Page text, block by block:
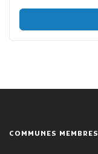
COMMUNES MEMBRES